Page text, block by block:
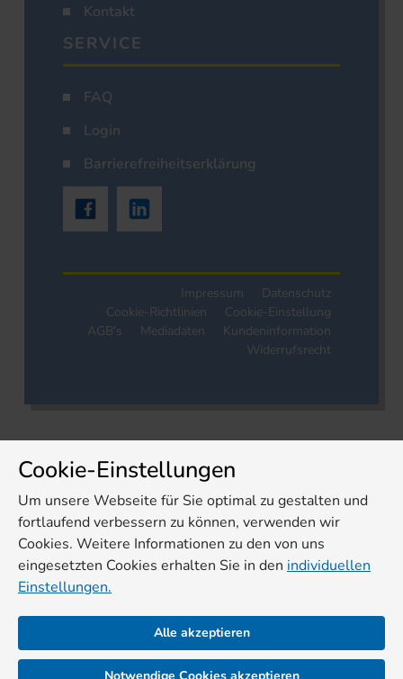
Kontakt
SERVICE
FAQ
Login
Barrierefreiheitserklärung
Impressum
Datenschutz
Cookie-Richtlinien
Cookie-Einstellung
AGB's
Mediadaten
Kundeninformation
Widerrufsrecht
Cookie-Einstellungen
Um unsere Webseite für Sie optimal zu gestalten und
fortlaufend verbessern zu können, verwenden wir
Cookies. Weitere Informationen zu den von uns
eingesetzten Cookies erhalten Sie in den individuellen
Einstellungen.
Alle akzeptieren